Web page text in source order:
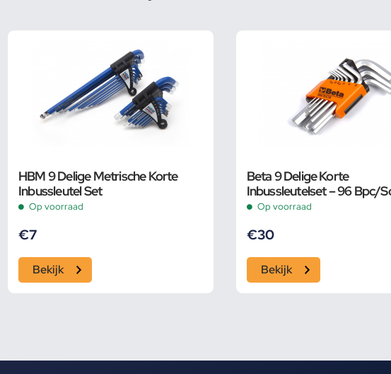
HBM 9 Delige Metrische Korte
Inbussleutel Set
Op voorraad
€7
Bekijk
Beta 9 Delige Korte
Inbussleutelset – 96 Bpc/
Op voorraad
€30
Bekijk